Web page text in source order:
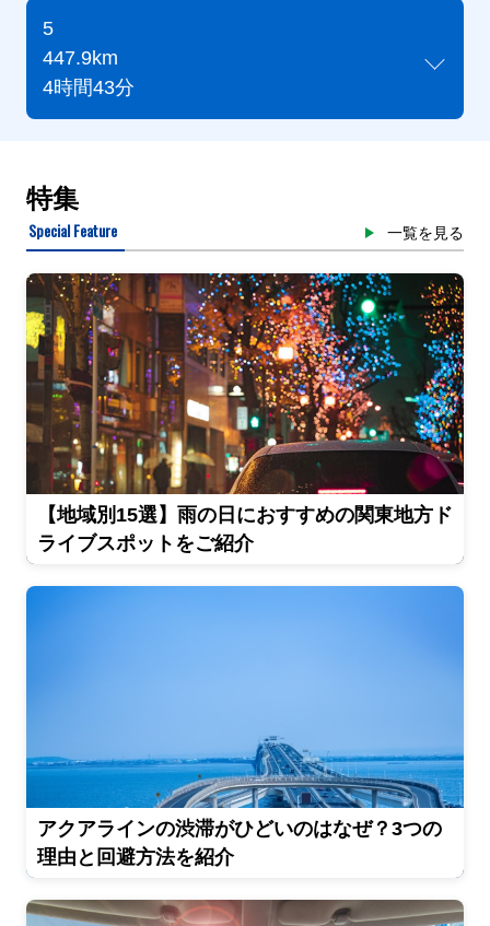
5
447.9km
4時間43分
特集
Special Feature 一覧を見る
【地域別15選】雨の日におすすめの関東地方ド
ライブスポットをご紹介
アクアラインの渋滞がひどいのはなぜ？3つの
理由と回避方法を紹介